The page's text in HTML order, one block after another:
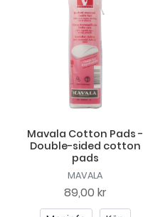
Mavala Cotton Pads -
Double-sided cotton
pads
MAVALA
89,00 kr